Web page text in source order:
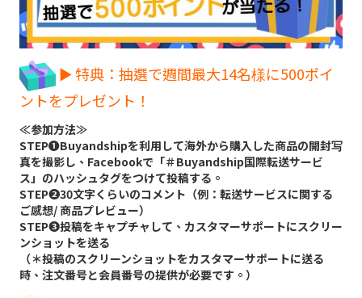
► 特典：抽選で週間最大14名様に500ポイ
ントをプレゼント！
≪参加方法≫
STEP➊Buyandshipを利用して海外から購入した商品の開封写
真を撮影し、Facebookで「＃Buyandship国際転送サービ
ス」のハッシュタグをつけて投稿する。
STEP➋30文字くらいのコメント（例：転送サービスに関する
ご感想/ 商品プレビュー）
STEP➌投稿をキャプチャして、カスタマーサポートにスクリー
ンショットを送る
（＊投稿のスクリーンショットをカスタマーサポートに送る
時、注文番号と会員番号の提供が必要です。）